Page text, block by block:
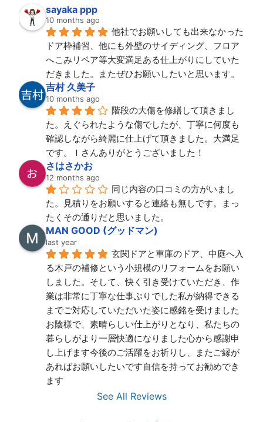
sayaka ppp
10 months ago
他社でお願いしても出来なかった
ドア枠補習、他にも外壁のサイディング、フロア
へこみリペア等大変満足ある仕上がりにしていた
だきました。またぜひお願いしたいと思います。
吉村 久美子
10 months ago
階段の大傷を修繕して頂きまし
た。えぐられたような傷でしたが、丁寧に何度も
確認しながら綺麗に仕上げて頂きました。大満足
です。Ｉさんありがとうございました！
さはさかお
12 months ago
同じ内容の口コミの方がいまし
た。見積りをお願いすると連絡も無しです。まっ
たくその通りだと思いました。
MAN GOOD (グッドマン)
last year
玄関ドアと車庫のドア、中庭へ入
る木戸の補修という小規模のリフォームをお願い
しました。そして、快く引き受けていただき、作
業は非常に丁寧な仕事ぶりでした私が納得できる
までご対応していただいた姿に感銘を受けました
お陰様で、素晴らしい仕上がりとなり、私たちの
暮らしがより一層快適になりました心から感謝申
し上げます今後のご活躍をお祈りし、またご縁が
あればお願いしたいです自信を持ってお勧めでき
ます
See All Reviews